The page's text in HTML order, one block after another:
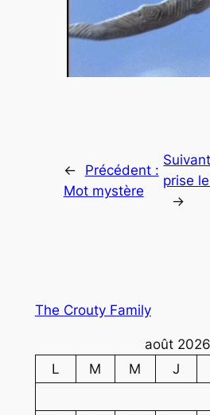
←
Précédent :
Mot mystère
prise
→
The Crouty Family
août 2026
L
M M J